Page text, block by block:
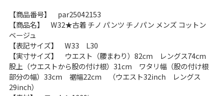
スウェット XS
長袖シャツ
半袖シャツ XS S M XL
Tシャツ XS M L XL
【商品番号】 par25042153
【商品名】 W32★古着 チノ パンツ チノパン メンズ コットン
ベージュ
【表記サイズ】 W33 L30
【実寸サイズ】 ウエスト（腰まわり）82cm レングス74cm
股上（ウエストから股の付け根）31cm ワタリ幅（股の付け根
部分の幅）33cm 裾幅22cm （ウエスト32inch レングス
29inch）